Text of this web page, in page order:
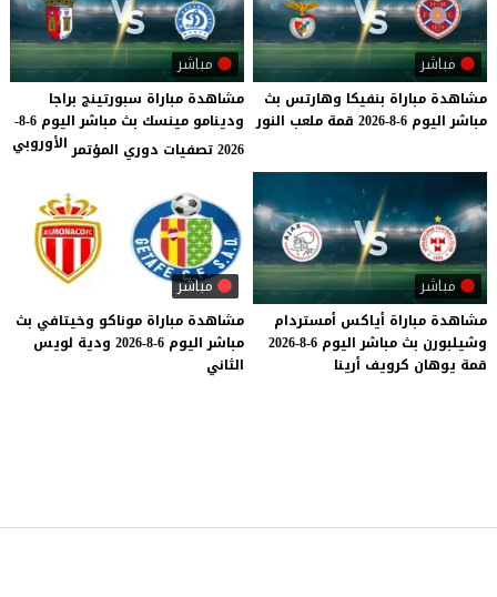
مباشر
مشاهدة مباراة بنفيكا وهارتس بث
مباشر اليوم 6-8-2026 قمة ملعب النور
مباشر
مشاهدة مباراة سبورتينج براجا
ودينامو مينسك بث مباشر اليوم 6-8-
2026 تصفيات دوري المؤتمر
الأوروبي
مباشر
مشاهدة مباراة أياكس أمستردام
وشيلبورن بث مباشر اليوم 6-8-2026
قمة يوهان كرويف أرينا
مباشر
مشاهدة مباراة موناكو وخيتافي بث
مباشر اليوم 6-8-2026 ودية لويس
الثاني